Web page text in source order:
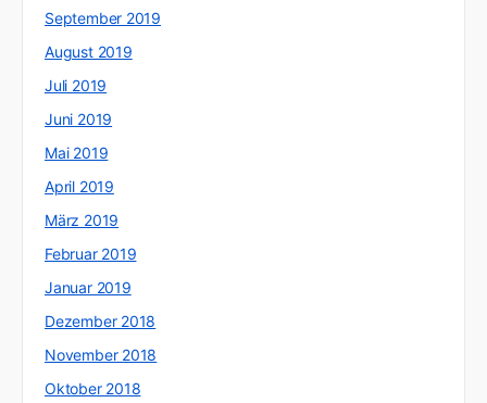
September 2019
August 2019
Juli 2019
Juni 2019
Mai 2019
April 2019
März 2019
Februar 2019
Januar 2019
Dezember 2018
November 2018
Oktober 2018